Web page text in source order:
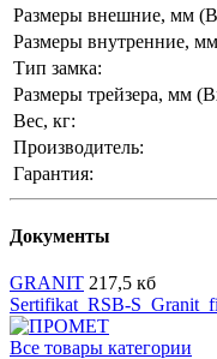
Размеры внешние, мм
Размеры внутренние,
Тип замка:
Размеры трейзера, мм
Вес, кг:
Производитель:
Гарантия:
Документы
GRANIT 217,5 кб
Sertifikat_RSB-
Все товары категории